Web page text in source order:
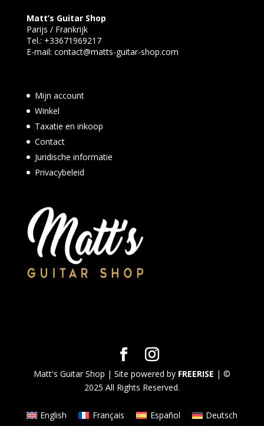
Matt’s Guitar Shop
Parijs / Frankrijk
Tel.: +33671969217
E-mail: contact@matts-guitar-shop.com
Mijn account
Winkel
Taxatie en inkoop
Contact
Juridische informatie
Privacybeleid
Matt's Guitar Shop | Site powered by FREERISE | ©
2025 All Rights Reserved.
English Français Español
Deutsch